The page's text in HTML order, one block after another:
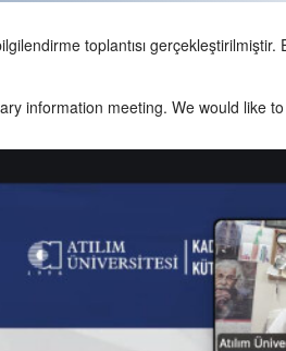
toplantısı
information meeting. We would like